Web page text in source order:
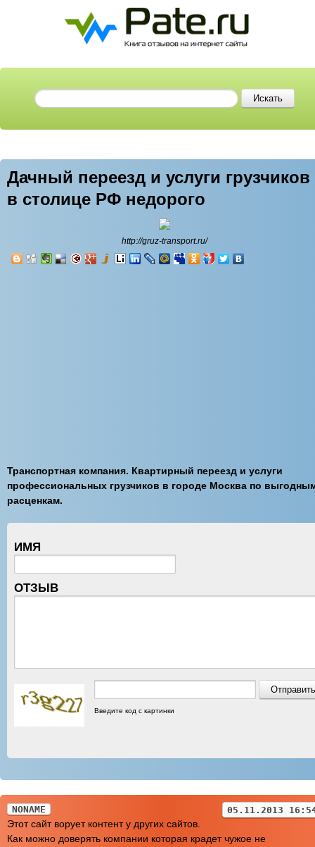
Дачный переезд и услуги грузчиков
в столице РФ недорого
http://gruz-transport.ru/
Транспортная компания. Квартирный переезд и услуги
профессиональных грузчиков в городе Москва по
расценкам.
ИМЯ
ОТЗЫВ
Введите код с картинки
NONAME 05.11.2013
Этот сайт ворует контент у других сайтов.
Как можно доверять компании которая крадет чужое не